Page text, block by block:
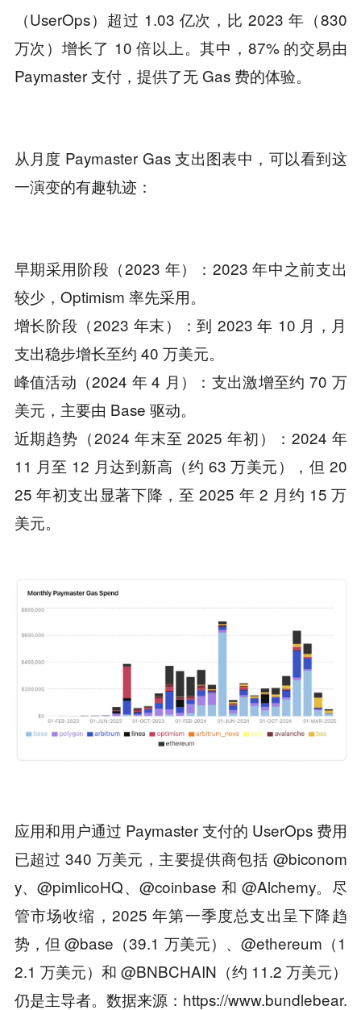
（UserOps）超过 1.03 亿次，比 2023 年（830
万次）增长了 10 倍以上。其中，87% 的交易由
Paymaster 支付，提供了无 Gas 费的体验。
从月度 Paymaster Gas 支出图表中，可以看到这
一演变的有趣轨迹：
早期采用阶段（2023 年）：2023 年中之前支出
较少，Optimism 率先采用。
增长阶段（2023 年末）：到 2023 年 10 月，月
支出稳步增长至约 40 万美元。
峰值活动（2024 年 4 月）：支出激增至约 70 万
美元，主要由 Base 驱动。
近期趋势（2024 年末至 2025 年初）：2024 年
11 月至 12 月达到新高（约 63 万美元），但 20
25 年初支出显著下降，至 2025 年 2 月约 15 万
美元。
应用和用户通过 Paymaster 支付的 UserOps 费用
已超过 340 万美元，主要提供商包括 @biconom
y、@pimlicoHQ、@coinbase 和 @Alchemy。尽
管市场收缩，2025 年第一季度总支出呈下降趋
势，但 @base（39.1 万美元）、@ethereum（1
2.1 万美元）和 @BNBCHAIN（约 11.2 万美元）
仍是主导者。数据来源：https://www.bundlebear.